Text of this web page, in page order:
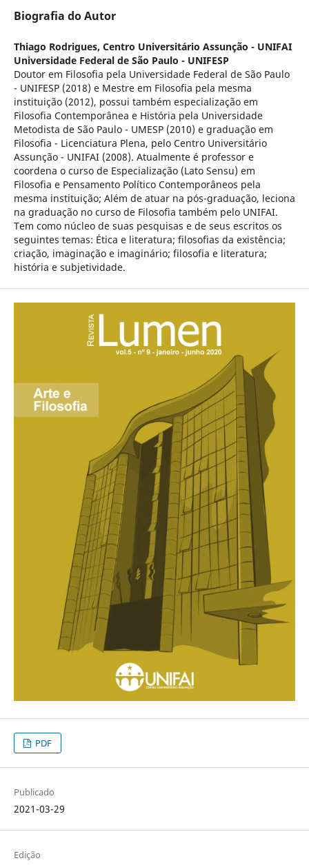
Biografia do Autor
Thiago Rodrigues, Centro Universitário Assunção - UNIFAI
Universidade Federal de São Paulo - UNIFESP
Doutor em Filosofia pela Universidade Federal de São Paulo
- UNIFESP (2018) e Mestre em Filosofia pela mesma
instituição (2012), possui também especialização em
Filosofia Contemporânea e História pela Universidade
Metodista de São Paulo - UMESP (2010) e graduação em
Filosofia - Licenciatura Plena, pelo Centro Universitário
Assunção - UNIFAI (2008). Atualmente é professor e
coordena o curso de Especialização (Lato Sensu) em
Filosofia e Pensamento Político Contemporâneos pela
mesma instituição; Além de atuar na pós-graduação, leciona
na graduação no curso de Filosofia também pelo UNIFAI.
Tem como núcleo de suas pesquisas e de seus escritos os
seguintes temas: Ética e literatura; filosofias da existência;
criação, imaginação e imaginário; filosofia e literatura;
história e subjetividade.
PDF
Publicado
2021-03-29
Edição